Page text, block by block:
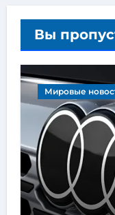
Вы
Мировые